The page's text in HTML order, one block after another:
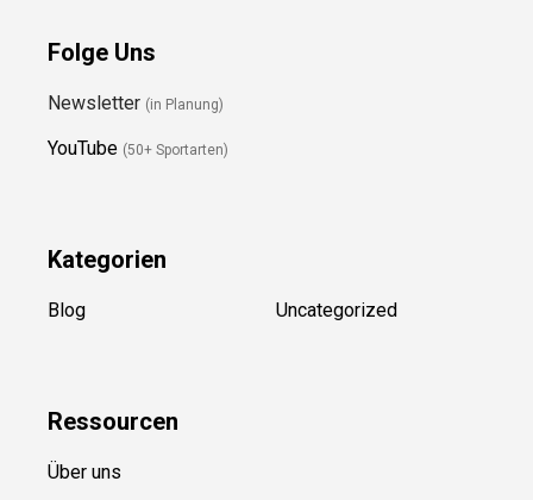
Folge Uns
Newsletter (in Planung)
YouTube (50+ Sportarten)
Kategorien
Blog Uncategorized
Ressourcen
Über uns